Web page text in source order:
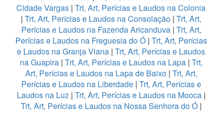
Cidade Vargas | Trt, Art, Perícias e Laudos na Colonia
| Trt, Art, Perícias e Laudos na Consolação | Trt, Art,
Perícias e Laudos na Fazenda Aricanduva| Trt, Art,
Perícias e Laudos na Freguesia do Ó| Trt, Art, Perícias
e Laudos na Granja Viana | Trt, Art, Perícias e Laudos
na Guapira| Trt, Art, Perícias e Laudos na Lapa| Trt,
Art, Perícias e Laudos na Lapa de Baixo | Trt, Art,
Perícias e Laudos na Liberdade | Trt, Art, Perícias e
Laudos na Luz| Trt, Art, Perícias e Laudos na Mooca|
Trt, Art, Perícias e Laudos na Nossa Senhora do Ó|